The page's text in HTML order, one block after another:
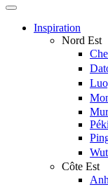
Inspiration
Nord Est
Côte Est